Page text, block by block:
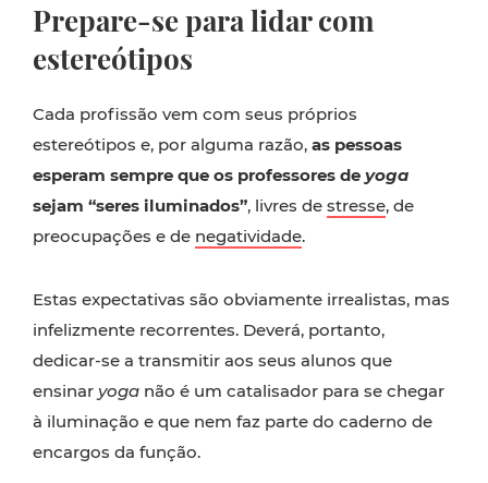
Prepare-se para lidar com
estereótipos
Cada profissão vem com seus próprios
estereótipos e, por alguma razão, as pessoas
esperam sempre que os professores de yoga
sejam “seres iluminados”, livres de stresse, de
preocupações e de negatividade.
Estas expectativas são obviamente irrealistas, mas
infelizmente recorrentes. Deverá, portanto,
dedicar-se a transmitir aos seus alunos que
ensinar yoga não é um catalisador para se chegar
à iluminação e que nem faz parte do caderno de
encargos da função.